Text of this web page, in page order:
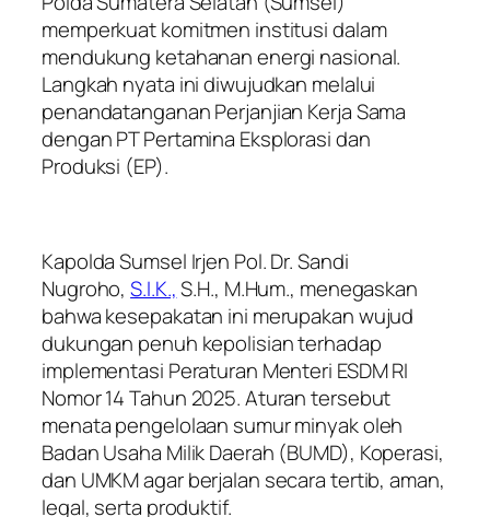
memperkuat komitmen institusi dalam
mendukung ketahanan energi nasional.
Langkah nyata ini diwujudkan melalui
penandatanganan Perjanjian Kerja Sama
dengan PT Pertamina Eksplorasi dan
Produksi (EP).
Kapolda Sumsel Irjen Pol. Dr. Sandi
Nugroho,S.I.K.,S.H., M.Hum., menegaskan
bahwa kesepakatan ini merupakan wujud
dukungan penuh kepolisian terhadap
implementasi Peraturan Menteri ESDM RI
Nomor 14 Tahun 2025. Aturan tersebut
menata pengelolaan sumur minyak oleh
Badan Usaha Milik Daerah (BUMD), Koperasi,
dan UMKM agar berjalan secara tertib, aman,
legal, serta produktif.